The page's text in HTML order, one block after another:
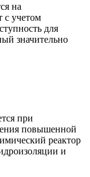
на
с учетом
для
значительно
при
повышенной
реактор
и